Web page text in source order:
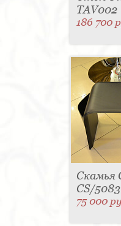
TAV002
186 700
Скамья
CS/
75 000